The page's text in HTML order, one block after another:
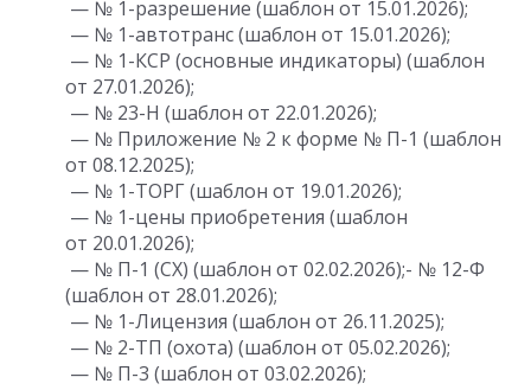
— № 1-разрешение (шаблон от 15.01.2026);
— № 1-автотранс (шаблон от 15.01.2026);
— № 1-КСР (основные индикаторы) (шаблон
от 27.01.2026);
— № 23-Н (шаблон от 22.01.2026);
— № Приложение № 2 к форме № П-1 (шаблон
от 08.12.2025);
— № 1-ТОРГ (шаблон от 19.01.2026);
— № 1-цены приобретения (шаблон
от 20.01.2026);
— № П-1 (СХ) (шаблон от 02.02.2026);- № 12-Ф
(шаблон от 28.01.2026);
— № 1-Лицензия (шаблон от 26.11.2025);
— № 2-ТП (охота) (шаблон от 05.02.2026);
— № П-3 (шаблон от 03.02.2026);